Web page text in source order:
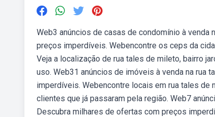
Web3 anúncios de casas de condomínio à
preços imperdíveis. Webencontre os ceps da
Veja a localização de rua tales de mileto, bairro
uso. Web31 anúncios de imóveis à venda na rua
imperdíveis. Webencontre locais em rua tales
clientes que já passaram pela região. Web7
Descubra milhares de ofertas com preços